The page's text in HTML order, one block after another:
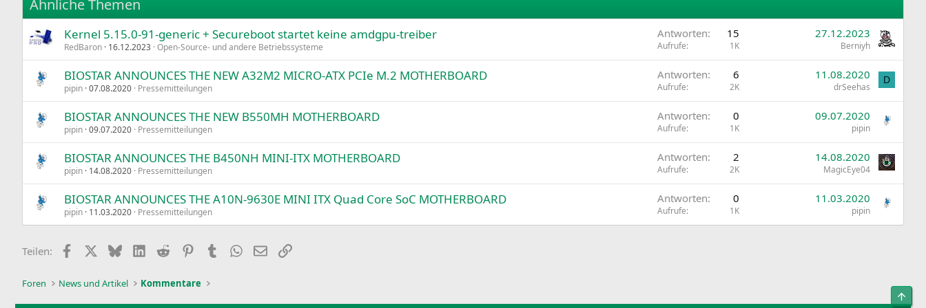
Verdana
Ähnliche Themen
Kernel 5.15.0-91-generic + Secureboot startet keine amdgpu-treiber
RedBaron 16.12.2023 Open-Source- und andere Betriebssysteme
Antworten 15
Aufrufe 1K
27.12.2023
Berniyh
BIOSTAR ANNOUNCES THE NEW A32M2 MICRO-ATX PCIe M.2 MOTHERBOARD
pipin 07.08.2020 Pressemitteilungen
Antworten 6
Aufrufe 2K
11.08.2020
drSeehas
D
BIOSTAR ANNOUNCES THE NEW B550MH MOTHERBOARD
pipin 09.07.2020 Pressemitteilungen
Antworten 0
Aufrufe 1K
09.07.2020
pipin
BIOSTAR ANNOUNCES THE B450NH MINI-ITX MOTHERBOARD
pipin 14.08.2020 Pressemitteilungen
Antworten 2
Aufrufe 2K
14.08.2020
MagicEye04
BIOSTAR ANNOUNCES THE A10N-9630E MINI ITX Quad Core SoC MOTHERBOARD
pipin 11.03.2020 Pressemitteilungen
Antworten 0
Aufrufe 1K
11.03.2020
pipin
Teilen: Facebook BlueskyLinkedIn
Reddit PinterestTumblr WhatsApp
E-MailLink
Foren News und Artikel
Kommentare